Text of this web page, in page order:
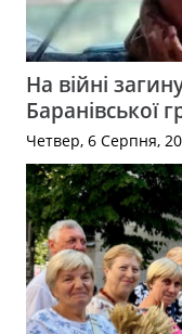
На війні
Баранівської
Четвер, 6 Серпня,